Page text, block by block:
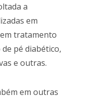
a
em
tratamento
pé diabético,
e outras.
em outras